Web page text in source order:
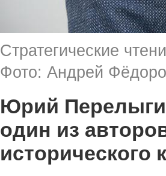
Стратегические
Фото: Андрей
Юрий
один из
исторического